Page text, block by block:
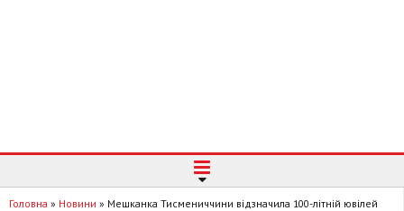
Головна » Новини » Мешканка Тисмениччини відзначила 100-літній ювілей